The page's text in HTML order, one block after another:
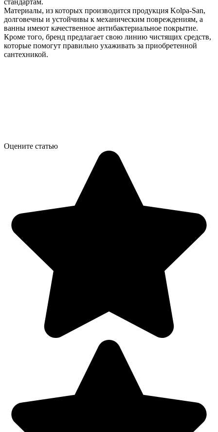
Материалы, из которых производится продукция Kolpa-San,
долговечны и устойчивы к механическим повреждениям, а
ванны имеют качественное антибактериальное покрытие.
Кроме того, бренд предлагает свою линию чистящих средств,
которые помогут правильно ухаживать за приобретенной
сантехникой.
Оцените статью